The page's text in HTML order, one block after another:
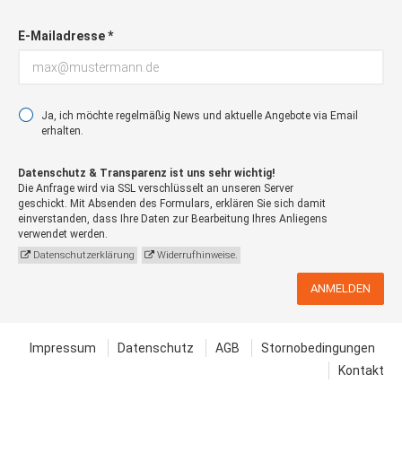
E-Mailadresse *
Ja, ich möchte regelmäßig News und aktuelle Angebote via Email
erhalten.
Datenschutz & Transparenz ist uns sehr wichtig!
Die Anfrage wird via SSL verschlüsselt an unseren Server
geschickt. Mit Absenden des Formulars, erklären Sie sich damit
einverstanden, dass Ihre Daten zur Bearbeitung Ihres Anliegens
verwendet werden.
Datenschutzerklärung Widerrufhinweise.
ANMELDEN
Impressum Datenschutz AGB
Stornobedingungen
Kontakt